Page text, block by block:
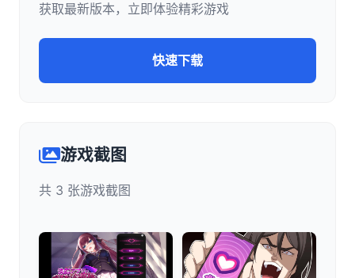
获取最新版本，立即体验精彩游戏
快速下载
游戏截图
共 3 张游戏截图